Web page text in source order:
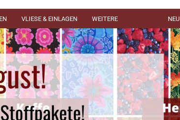
VLIESE & EINLAGEN NEU
WEITERE